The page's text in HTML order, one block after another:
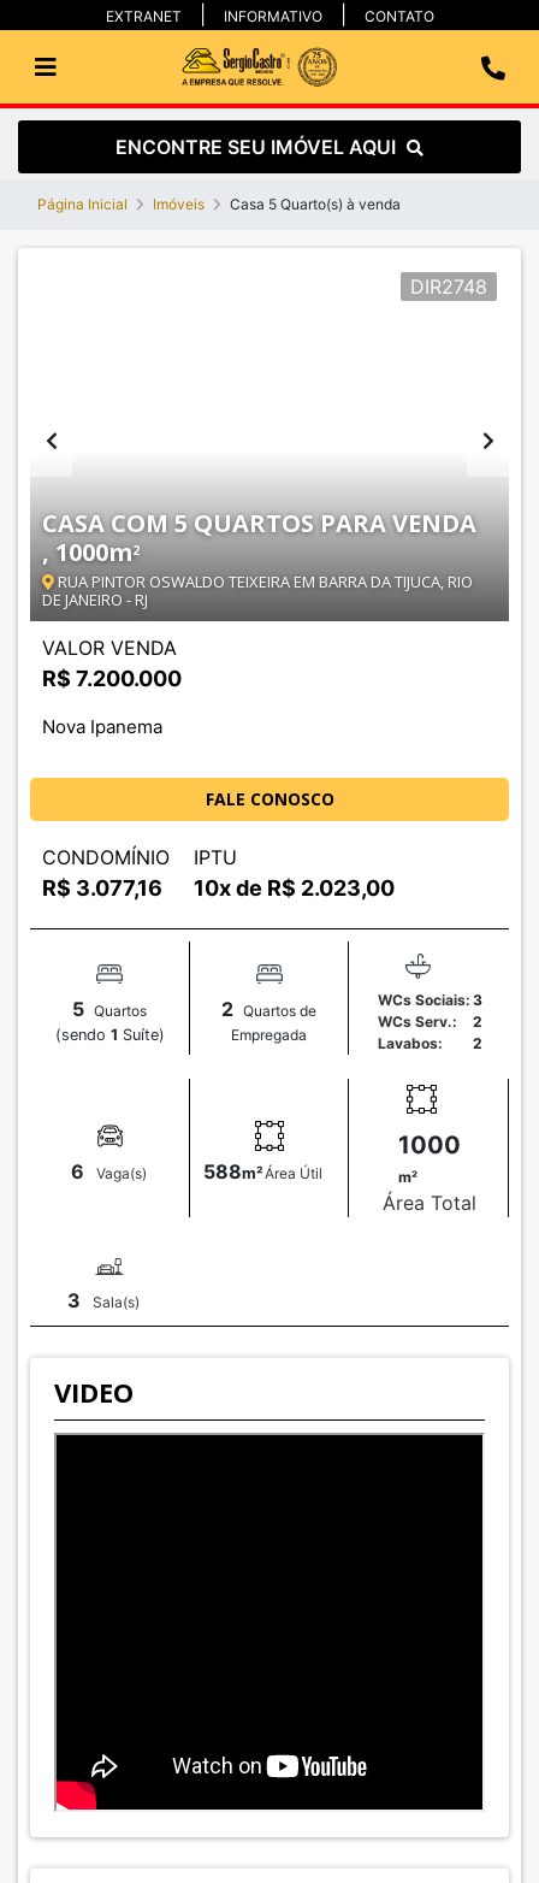
EXTRANET INFORMATIVO CONTATO
ENCONTRE SEU IMÓVEL AQUI
Página Inicial Imóveis Casa 5 Quarto(s) à venda
DIR2748
CASA COM 5 QUARTOS PARA VENDA
, 1000m2
RUA PINTOR OSWALDO TEIXEIRA EM BARRA DA TIJUCA, RIO
DE JANEIRO - RJ
VALOR VENDA
R$ 7.200.000
Nova Ipanema
FALE CONOSCO
CONDOMÍNIO
R$ 3.077,16
IPTU
10x de R$ 2.023,00
5 Quartos
(sendo 1 Suíte)
2 Quartos de
Empregada
WCs Sociais: 3
WCs Serv.:
2
Lavabos:
2
6 Vaga(s) 588m²Área Útil
1000
m²
Área Total
3 Sala(s)
VIDEO